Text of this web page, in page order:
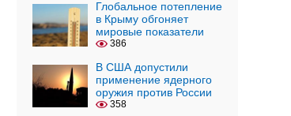
Глобальное потепление
в Крыму обгоняет
мировые показатели
386
В США допустили
применение ядерного
оружия против России
358